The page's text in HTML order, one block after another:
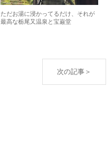
ただお湯に浸かってるだけ、それが
最高な栃尾又温泉と宝巌堂
次の記事＞